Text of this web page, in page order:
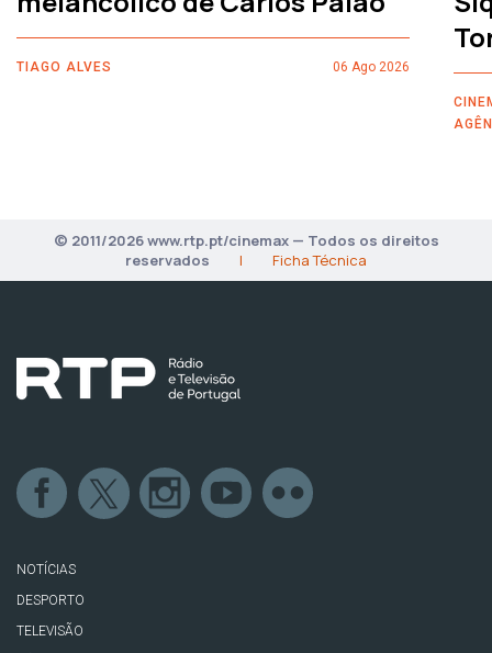
TIAGO ALVES 06 Ago 2026
© 2011/2026 www.rtp.pt/cinemax — Todos os direitos
reservados
| Ficha Técnica
NOTÍCIAS
DESPORTO
TELEVISÃO